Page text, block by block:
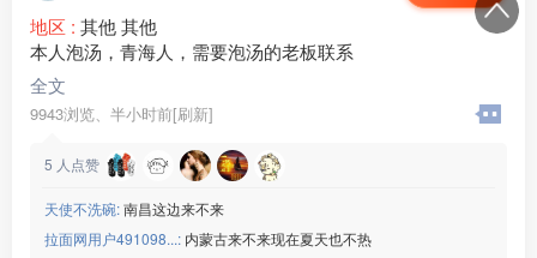
地区 : 其他 其他
本人泡汤，青海人，需要泡汤的老板联系
全文
9943浏览、 半小时前[刷新]
5 人点赞
天使不洗碗:南昌这边来不来
拉面网用户491098...: 内蒙古来不来现在夏天也不热